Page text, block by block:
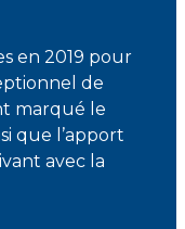
en 2019 pour
de
marqué le
que l’apport
avec la